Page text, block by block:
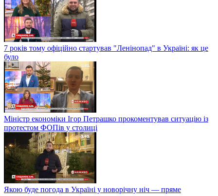
7 років тому офіційно стартував "Ленінопад" в Україні: як це
було
Міністр економіки Ігор Петрашко прокоментував ситуацію із
протестом ФОПів у столиці
Якою буде погода в Україні у новорічну ніч — пряме